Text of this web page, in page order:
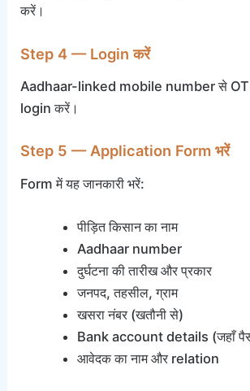
करें।
Step 4 — Login करें
Aadhaar-linked mobile number से
login करें।
Step 5 — Application Form भरें
Form में यह जानकारी भरें:
पीड़ित किसान का नाम
Aadhaar number
दुर्घटना की तारीख और प्रकार
जनपद, तहसील, ग्राम
खसरा नंबर (खतौनी से)
Bank account details (जहाँ
आवेदक का नाम और relation